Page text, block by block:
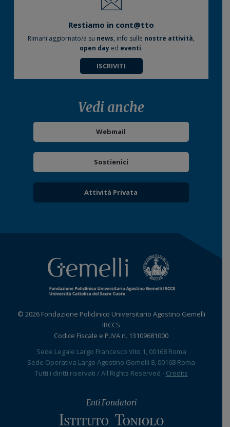
Restiamo in cont@tto
Rimani aggiornato/a su news, info sulle nostre attività,
open day ed eventi.
ISCRIVITI
Vedi anche
Webmail
Sostienici
Attività Privata
© 2026 Fondazione Policlinico Universitario Agostino Gemelli
IRCCS
Codice Fiscale e P.IVA n. 13109681000
Sede Legale Largo Francesco Vito 1, 00168 Roma
Sede Operativa Largo Agostino Gemelli 8, 00168 Roma
Tutti i diritti riservati / All Rights Reserved - Credits
Enti Fondatori